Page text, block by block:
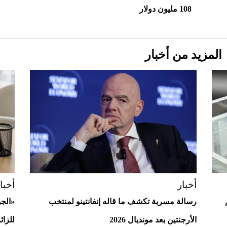
Aston Martin Valiant: على هوى الأبطال
108 مليون دولار
المزيد من أخبار
أخبار
رسالة مسربة تكشف ما قاله إنفانتينو لمنتخب
الأرجنتين بعد مونديال 2026